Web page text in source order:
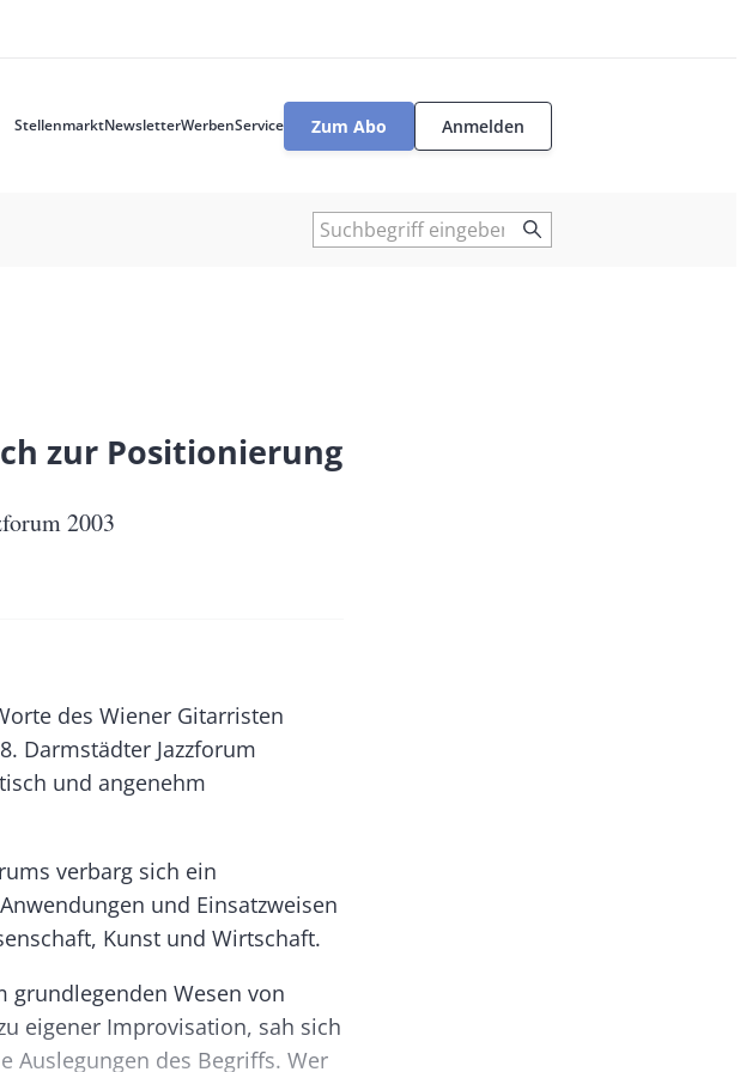
StellenmarktNewsletterWerbenService
User
Zum Abo Anmelden
Suche
zur Positionierung
2003
des Wiener Gitarristen
Darmstädter Jazzforum
und angenehm
verbarg sich ein
und Einsatzweisen
Kunst und Wirtschaft.
grundlegenden Wesen von
eigener Improvisation, sah sich
Auslegungen des Begriffs. Wer